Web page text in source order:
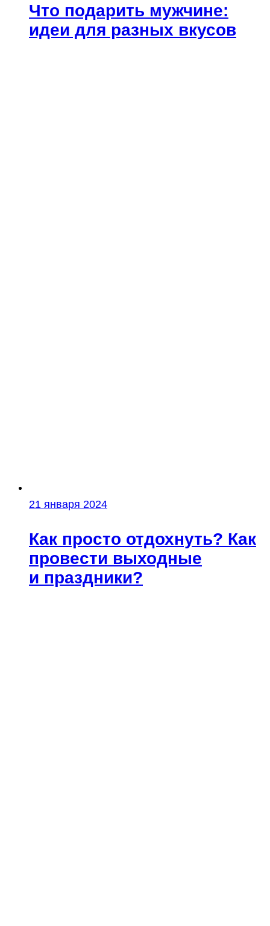
Что подарить мужчине:
идеи для разных вкусов
21 января 2024
Как просто отдохнуть? Как
провести выходные
и праздники?